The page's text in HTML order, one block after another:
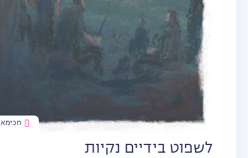
חכימא
לשפוט בידיים נקיות